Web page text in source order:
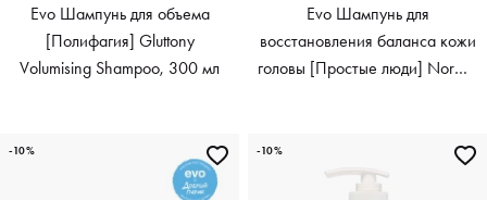
Evo Шампунь для объема
[Полифагия] Gluttony
Volumising Shampoo, 300 мл
Evo Шампунь для
восстановления баланса кожи
головы [Простые люди] Normal
-10% -10%